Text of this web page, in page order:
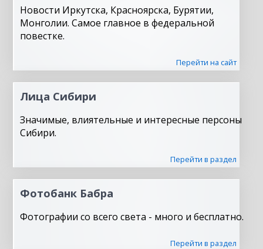
Новости Иркутска, Красноярска, Бурятии,
Монголии. Самое главное в федеральной
повестке.
Перейти на сайт
Лица Сибири
Значимые, влиятельные и интересные персоны
Сибири.
Перейти в раздел
Фотобанк Бабра
Фотографии со всего света - много и бесплатно.
Перейти в раздел